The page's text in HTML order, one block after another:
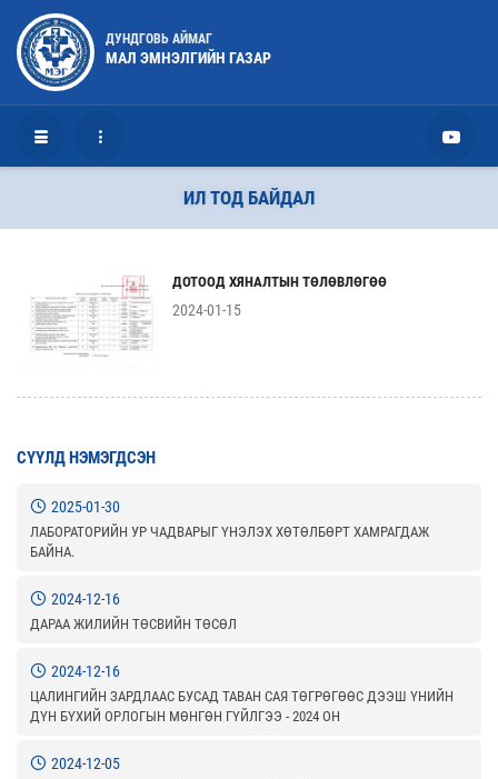
ДУНДГОВЬ АЙМАГ
МАЛ ЭМНЭЛГИЙН ГАЗАР
ИЛ ТОД БАЙДАЛ
ДОТООД ХЯНАЛТЫН ТӨЛӨВЛӨГӨӨ
2024-01-15
СҮҮЛД НЭМЭГДСЭН
2025-01-30
ЛАБОРАТОРИЙН УР ЧАДВАРЫГ ҮНЭЛЭХ ХӨТӨЛБӨРТ ХАМРАГДАЖ
БАЙНА.
2024-12-16
ДАРАА ЖИЛИЙН ТӨСВИЙН ТӨСӨЛ
2024-12-16
ЦАЛИНГИЙН ЗАРДЛААС БУСАД ТАВАН САЯ ТӨГРӨГӨӨС ДЭЭШ ҮНИЙН
ДҮН БҮХИЙ ОРЛОГЫН МӨНГӨН ГҮЙЛГЭЭ - 2024 ОН
2024-12-05